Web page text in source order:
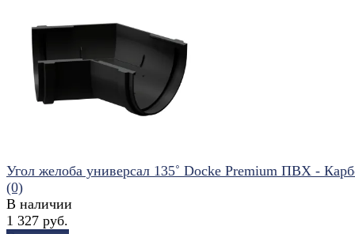
избранное сравнить
Угол желоба универсал 135˚ Docke Premium ПВХ -
(0)
В наличии
1 327 руб.